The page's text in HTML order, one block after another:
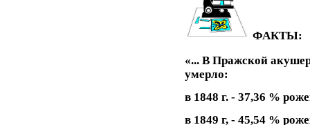
ФАКТЫ:
«... В Пражской
умерло:
в 1848 г. - 37,36 %
в 1849 г, - 45,54 %